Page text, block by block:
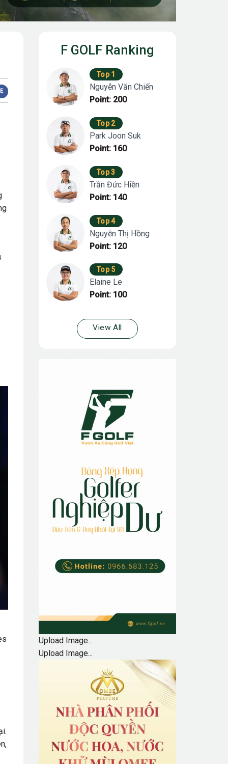
F GOLF Ranking
Top 1
Nguyễn Văn Chiến
Point: 200
Top 2
Park Joon Suk
Point: 160
Top 3
Trần Đức Hiền
Point: 140
Top 4
Nguyễn Thị Hồng
Point: 120
Top 5
Elaine Le
Point: 100
View All
Upload Image...
Upload Image...